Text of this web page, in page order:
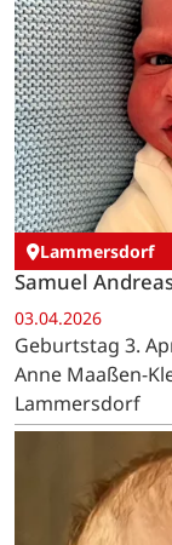
Lammersdorf
Samuel
03.04.2026
Geburtstag 3.
Anne Maaßen-
Lammersdorf